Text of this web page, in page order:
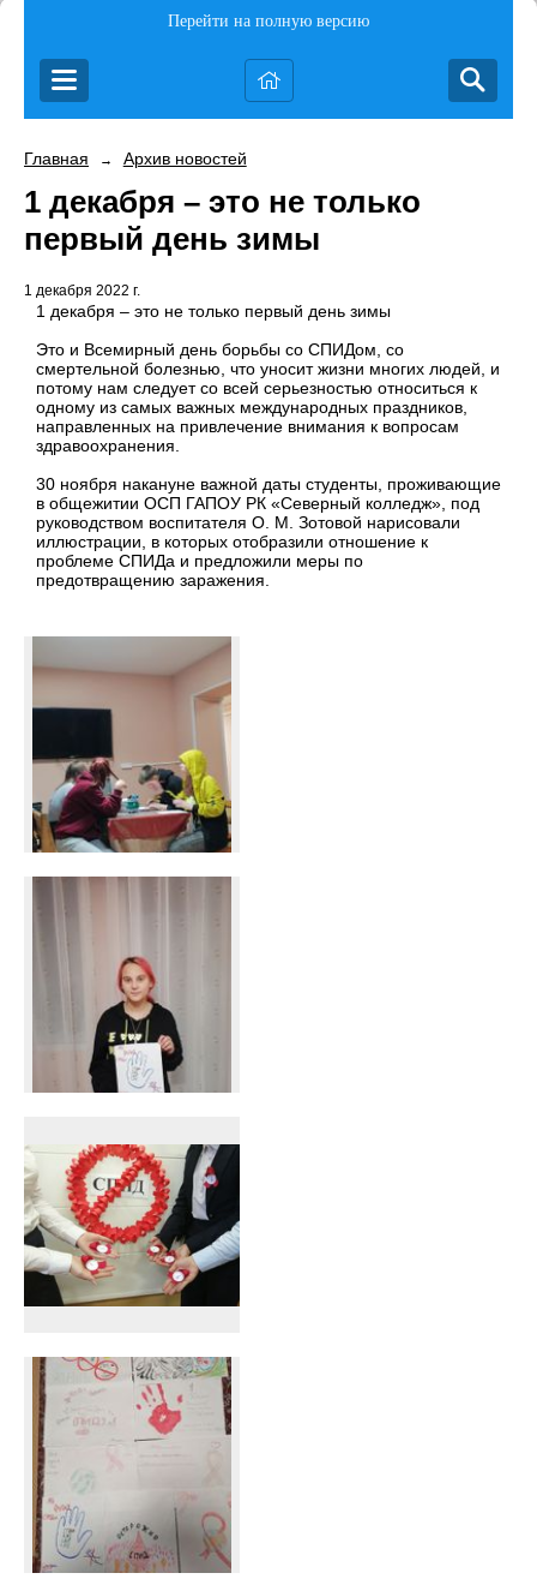
Перейти на полную версию
Главная → Архив новостей
1 декабря – это не только
первый день зимы
1 декабря 2022 г.
1 декабря – это не только первый день зимы
Это и Всемирный день борьбы со СПИДом, со
смертельной болезнью, что уносит жизни многих людей, и
потому нам следует со всей серьезностью относиться к
одному из самых важных международных праздников,
направленных на привлечение внимания к вопросам
здравоохранения.
30 ноября накануне важной даты студенты, проживающие
в общежитии ОСП ГАПОУ РК «Северный колледж», под
руководством воспитателя О. М. Зотовой нарисовали
иллюстрации, в которых отобразили отношение к
проблеме СПИДа и предложили меры по
предотвращению заражения.